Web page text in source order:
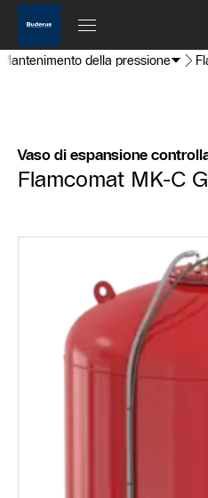
Mantenimento della pressione
Vaso di espansione
Flamcomat MK-C